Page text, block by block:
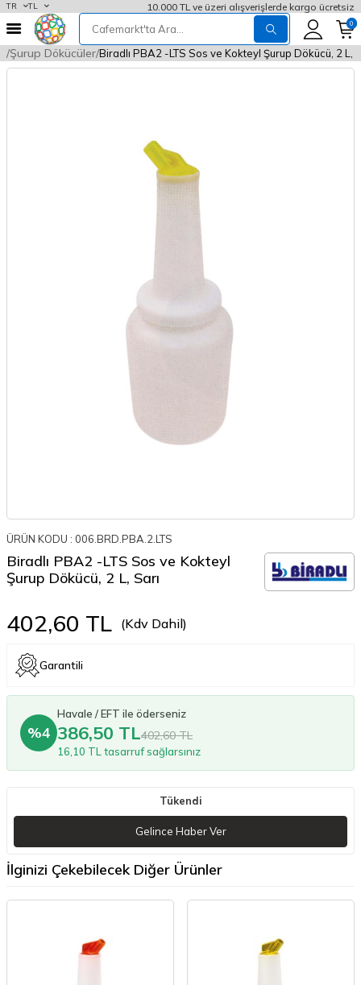
TR TL 10.000 TL ve üzeri alışverişlerde kargo ücretsiz
0
Şurup Dökücüler Biradlı PBA2 -LTS Sos ve Kokteyl Şurup Dökücü, 2 L,
ÜRÜN KODU : 006.BRD.PBA.2.LTS
Biradlı PBA2 -LTS Sos ve Kokteyl
Şurup Dökücü, 2 L, Sarı
402,60 TL (Kdv Dahil)
Garantili
%4
Havale / EFT ile öderseniz
386,50 TL402,60 TL
16,10 TL tasarruf sağlarsınız
Tükendi
Gelince Haber Ver
İlginizi Çekebilecek Diğer Ürünler